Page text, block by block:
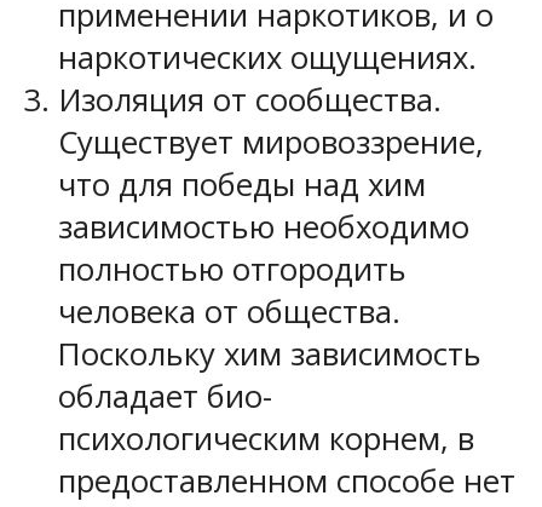
применении наркотиков, и о
наркотических ощущениях.
Изоляция от сообщества.
Существует мировоззрение,
что для победы над хим
зависимостью необходимо
полностью отгородить
человека от общества.
Поскольку хим зависимость
обладает био-
психологическим корнем, в
предоставленном способе нет